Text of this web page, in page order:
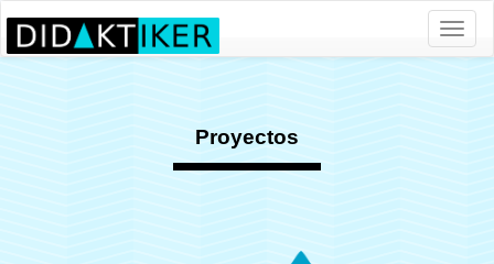
Proyectos